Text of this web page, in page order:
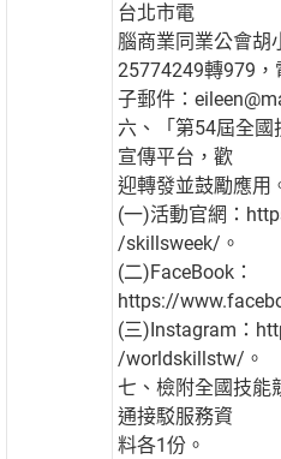
台北市電
腦商業同業公會胡
25774249轉979，
子郵件：
六、「第54屆全
宣傳平台，歡
迎轉發並鼓勵應用
(一)活動官網：
/skillsweek/。
(二)FaceBook：
https://
(三)Instagram：
/worldskillstw/。
七、檢附全國技能
通接駁服務資
料各1份。